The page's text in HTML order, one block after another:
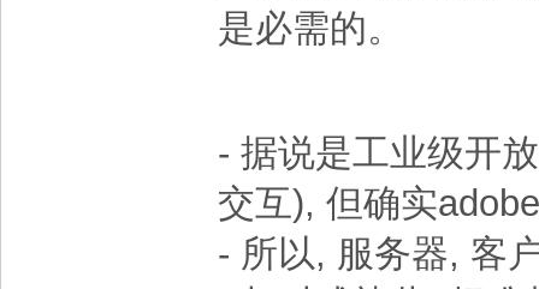
是必需的。
- 据说是工业级开
交互), 但确实
- 所以, 服务器, 客